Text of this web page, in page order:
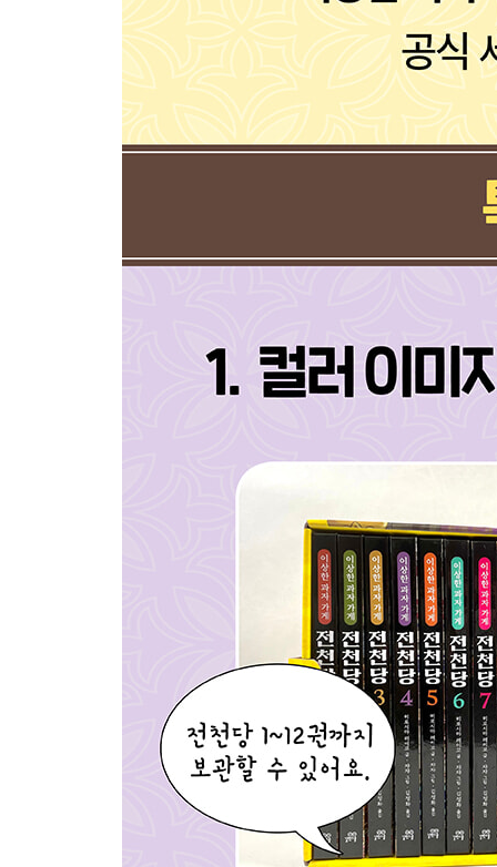
꿈꾸는 돔 ………… 13
끝내 웃어봉 ………… 39
헌터 버터 샌드 ………… 65
어느 날 전천당에서 ………… 91
셰프 쇼콜라 ………… 95
갖고 싶구마 ………… 11
엄마 가면 ………… 31
마스크 멜론빵 ………… 97
스리슬쩍 사과 ………… 153
카이도가 추천하는 〈화앙당〉 과자 베스트 5
프롤로그 ………… 7
멀미 양갱 ………… 11
어깨 결림 만주 ………… 31
안 찍혀 스티커 ………… 57
밑 빠진 오징어 ………… 79
갈매기 사탕 ………… 107
아이디어 팥떡 ………… 133